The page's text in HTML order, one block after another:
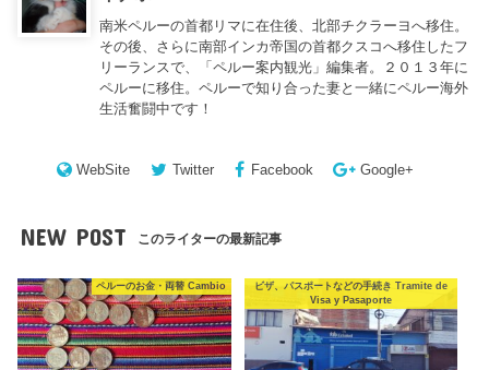
南米ペルーの首都リマに在住後、北部チクラーヨへ移住。
その後、さらに南部インカ帝国の首都クスコへ移住したフ
リーランスで、「ペルー案内観光」編集者。２０１３年に
ペルーに移住。ペルーで知り合った妻と一緒にペルー海外
生活奮闘中です！
WebSite Twitter Facebook Google+
NEW POST このライターの最新記事
ペルーのお金・両替 Cambio
ビザ、パスポートなどの手続き Tramite de
Visa y Pasaporte